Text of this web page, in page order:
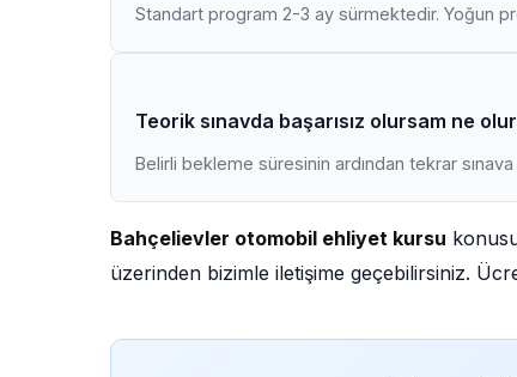
Standart program 2-3 ay sürmektedir. Yoğun
Teorik sınavda başarısız olursam ne
Belirli bekleme süresinin ardından tekrar
Bahçelievler otomobil ehliyet kursu
üzerinden bizimle iletişime geçebilirsiniz.